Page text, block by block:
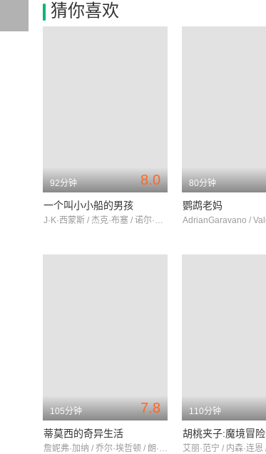
猜你喜欢
8.0
92分钟
一个叫小小船的男孩
J·K·西蒙斯 / 杰克·布塞 / 诺尔·古格雷米
80分钟
鹦鹉老妈
7.8
105分钟
蒂莫西的奇异生活
詹妮弗·加纳 / 乔尔·埃哲顿 / 朗·里维斯顿
110分钟
胡桃夹子:魔境冒险